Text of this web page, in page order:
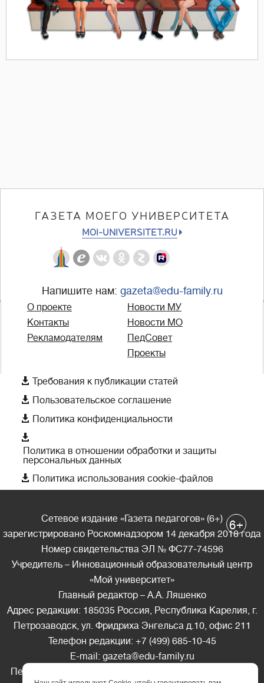
ГАЗЕТА МОЕГО УНИВЕРСИТЕТА
MOI-UNIVERSITET.RU
Напишите нам: gazeta@edu-family.ru
О проекте
Контакты
Рекламодателям
Новости МУ
Новости МО
ПедСовет
Проекты
 Требования к публикации статей
 Пользовательское соглашение
 Политика конфиденциальности

Политика в отношении обработки и защиты
персональных данных
 Политика использования cookie-файлов
Сетевое издание «Газета педагогов» (6+)
зарегистрировано Роскомнадзором 14 декабря 2018 года
Номер свидетельства ЭЛ № ФС77-74596
Учредитель – Инновационный образовательный центр
«Мой университет»
Главный редактор – А.А. Ляшенко
Адрес редакции: 185035 Россия, Республика Карелия, г.
Петрозаводск, ул. Фридриха Энгельса д.10, офис 211
Телефон редакции: +7 (499) 685-10-45
E-mail: gazeta@edu-family.ru
Перепечатка материалов газеты допускается только c
6+